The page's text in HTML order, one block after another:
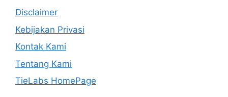
Disclaimer
Kebijakan Privasi
Kontak Kami
Tentang Kami
TieLabs HomePage